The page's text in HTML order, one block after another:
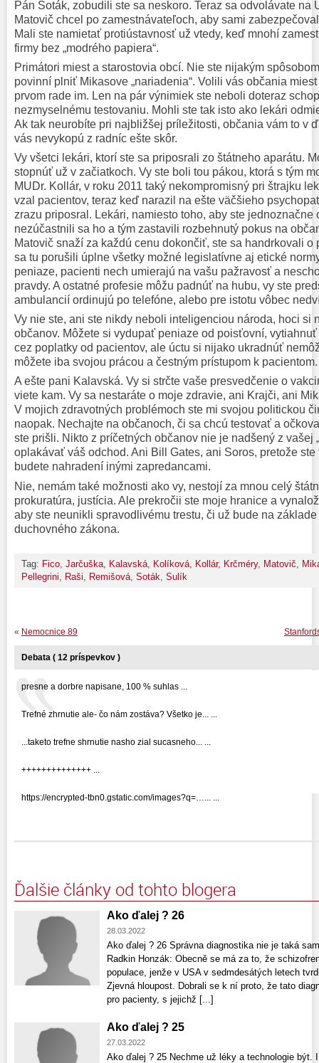
Pán Soták, zobudili ste sa neskoro. Teraz sa odvolávate na
Matovič chcel po zamestnávateľoch, aby sami
Mali ste namietať protiústavnosť už vtedy, keď mnohí
firmy bez „modrého papiera“.
Primátori miest a starostovia obcí. Nie ste nijakým
povinní plniť Mikasove „nariadenia“. Volili vás občania
prvom rade im. Len na pár výnimiek ste neboli doteraz
nezmyselnému testovaniu. Mohli ste tak isto ako lekári
Ak tak neurobíte pri najbližšej príležitosti, občania vám to v
vás nevykopú z radníc ešte skôr.
Vy všetci lekári, ktorí ste sa priposrali zo štátneho aparátu.
stopnúť už v začiatkoch. Vy ste boli tou pákou, ktorá s tým
MUDr. Kollár, v roku 2011 taký nekompromisný pri štrajku
vzal pacientov, teraz keď narazil na ešte väčšieho
zrazu priposral. Lekári, namiesto toho, aby ste jednoznačne
nezúčastnili sa ho a tým zastavili rozbehnutý pokus na
Matovič snaží za každú cenu dokončiť, ste sa handrkovali o
sa tu porušili úplne všetky možné legislatívne aj etické
peniaze, pacienti nech umierajú na vašu pažravosť a
pravdy. A ostatné profesie môžu padnúť na hubu, vy ste
ambulancií ordinujú po telefóne, alebo pre istotu vôbec
Vy nie ste, ani ste nikdy neboli inteligenciou národa, hoci si
občanov. Môžete si vydupať peniaze od poisťovní,
cez poplatky od pacientov, ale úctu si nijako ukradnúť
môžete iba svojou prácou a čestným prístupom k pacientom.
A ešte pani Kalavská. Vy si strčte vaše presvedčenie o
viete kam. Vy sa nestaráte o moje zdravie, ani Krajči, ani
V mojich zdravotných problémoch ste mi svojou politickou
naopak. Nechajte na občanoch, či sa chcú testovať a
ste prišli. Nikto z príčetných občanov nie je nadšený z vašej
oplakávať váš odchod. Ani Bill Gates, ani Soros, pretože
budete nahradení inými zapredancami.
Nie, nemám také možnosti ako vy, nestojí za mnou celý
prokuratúra, justícia. Ale prekročii ste moje hranice a
aby ste neunikli spravodlivému trestu, či už bude na
duchovného zákona.
Tag: Fico Jarčuška Kalavská Kolíková Kollár, Krčméry, Matovič
Pellegrini
Raši Remišová Soták Sulík
« Nemocnice 89
Debata ( 12 príspevkov )
presne a dorbre napisane, 100 % suhlas ...
Trefné zhrnutie ale- čo nám zostáva? Všetko je... ...
...taketo trefne shrnutie nasho zial sucasneho... ...
++++++++++++++ ...
https://encrypted-tbn0.gstatic.com/images?q=…... ...
Ďalšie články od tohto blogera
Ako ďalej ? 26
28.03.2022
Ako ďalej ? 26 Správna diagnostika nie je taká
Radkin Honzák: Obecně se má za to, že
populace, jenže v USA v sedmdesátých letech
Zjevná hloupost. Dobrali se k ní proto, že tato
pro pacienty, s jejichž [...]
Ako ďalej ? 25
27.03.2022
Ako ďalej ? 25 Nechme už léky a technologie být.